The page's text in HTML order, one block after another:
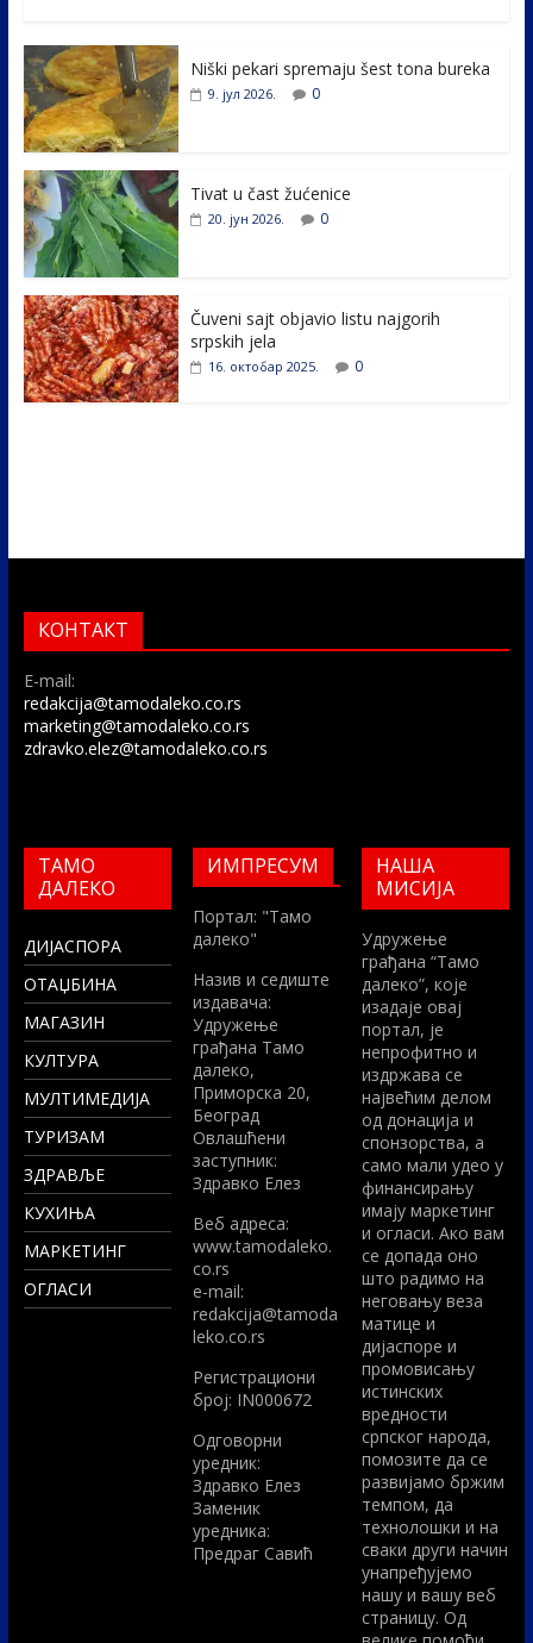
e
b
o
o
k
itt
er e
er
e
Niški pekari spremaju šest tona bureka
9. јул 2026. 0
Tivat u čast žućenice
20. јун 2026. 0
Čuveni sajt objavio listu najgorih
srpskih jela
16. октобар 2025. 0
КОНТАКТ
E-mail:
redakcija@tamodaleko.co.rs
marketing@tamodaleko.co.rs
zdravko.elez@tamodaleko.co.rs
ТАМО
ДАЛЕКО
ДИЈАСПОРА
ОТАЏБИНА
МАГАЗИН
КУЛТУРА
МУЛТИМЕДИЈА
ТУРИЗАМ
ЗДРАВЉЕ
КУХИЊА
МАРКЕТИНГ
ОГЛАСИ
ИМПРЕСУМ
Портал: "Тамо
далеко"
Назив и седиште
издавача:
Удружење
грађана Тамо
далеко,
Приморска 20,
Београд
Овлашћени
заступник:
Здравко Елез
Вeб адреса:
www.tamodaleko.
co.rs
e-mail:
redakcija@tamoda
leko.co.rs
Регистрациони
број: IN000672
Одговорни
уредник:
Здравко Елез
Заменик
уредника:
Предраг Савић
НАША
МИСИЈА
Удружење
грађана “Тамо
далеко”, које
изадаје овај
портал, је
непрофитно и
издржава се
највећим делом
од донација и
спонзорства, а
само мали удео у
финансирању
имају маркетинг
и огласи. Ако вам
се допада оно
што радимо на
неговању веза
матице и
дијаспоре и
промовисању
истинских
вредности
српског народа,
помозите да се
развијамо бржим
темпом, да
технолошки и на
сваки други начин
унапређујемо
нашу и вашу веб
страницу. Од